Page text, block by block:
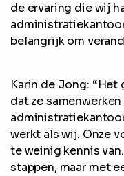
de ervaring die wij
belangrijk om
Karin de Jong:
dat ze
werkt als wij. Onze
te weinig kennis
stappen, maar met